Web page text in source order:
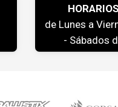
de Lunes a
- Sábados